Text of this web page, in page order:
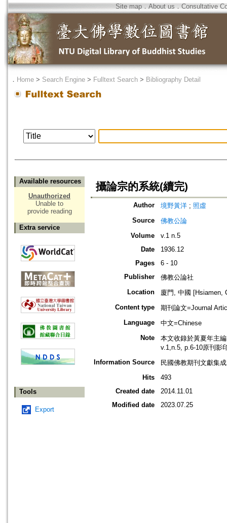
Site map．About us ． Consultative
． Home > Search Engine > Fulltext Search > Bibliography Detail
Available resources
Unauthorized
Unable to
provide reading
Extra service
Tools
Export
攝論宗的系統(續完)
Author 境野黃洋 ; 照虛
Source
佛教公論
Volume
v.1 n.5
Date
1936.12
Pages
6 - 10
Publisher
佛教公論社
Location
廈門, 中國 [Hsiamen,
Content type
期刊論文=Journal
Language
中文=Chinese
Note
本文收錄於黃夏年主
v.1,n.5, p.6-10原刊影
Information Source
民國佛教期刊文獻集
Hits
493
Created date
2014.11.01
Modified date
2023.07.25